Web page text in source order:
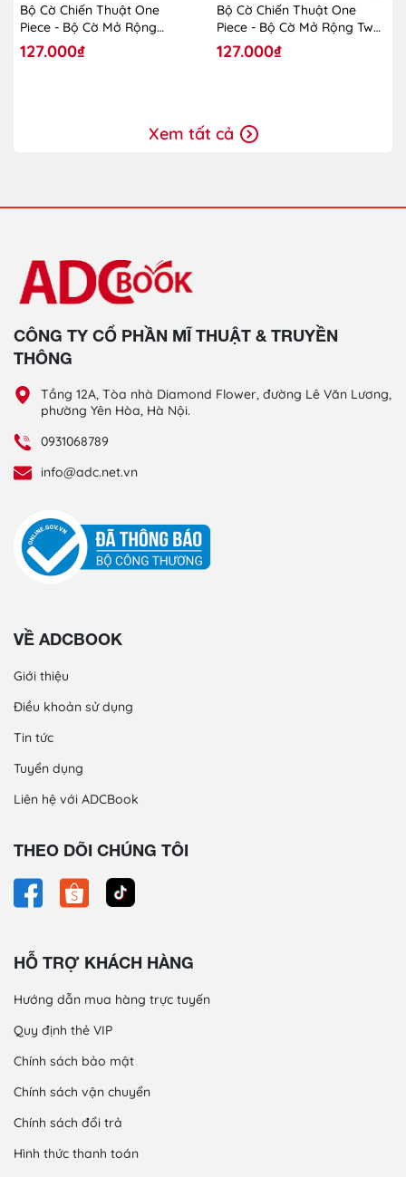
Bộ Cờ Chiến Thuật One
Piece - Bộ Cờ Mở Rộng
Royal Blood OP-10 - TCG -
One Piece - Vol.10
127.000₫
Bộ Cờ Chiến Thuật One
Piece - Bộ Cờ Mở Rộng Two
Legends OP-08
127.000₫
Xem tất cả
CÔNG TY CỔ PHẦN MĨ THUẬT & TRUYỀN
THÔNG
Tầng 12A, Tòa nhà Diamond Flower, đường Lê Văn Lương,
phường Yên Hòa, Hà Nội.
0931068789
info@adc.net.vn
VỀ ADCBOOK
Giới thiệu
Điều khoản sử dụng
Tin tức
Tuyển dụng
Liên hệ với ADCBook
THEO DÕI CHÚNG TÔI
HỖ TRỢ KHÁCH HÀNG
Hướng dẫn mua hàng trực tuyến
Quy định thẻ VIP
Chính sách bảo mật
Chính sách vận chuyển
Chính sách đổi trả
Hình thức thanh toán